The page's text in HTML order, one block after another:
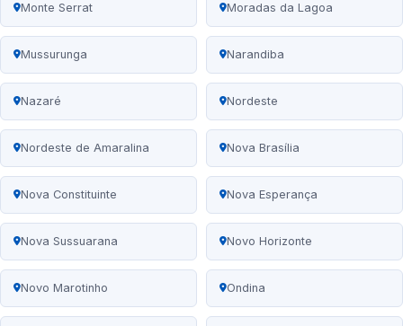
Monte Serrat Moradas da Lagoa
Mussurunga Narandiba
Nazaré Nordeste
Nordeste de Amaralina Nova Brasília
Nova Constituinte Nova Esperança
Nova Sussuarana Novo Horizonte
Novo Marotinho Ondina